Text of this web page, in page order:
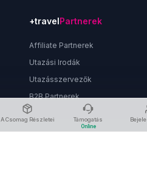
+travelPartnerek
Affiliate Partnerek
Utazási Irodák
Utazásszervezők
B2B Partnerek
A Csomag Részletei Támogatás
Online